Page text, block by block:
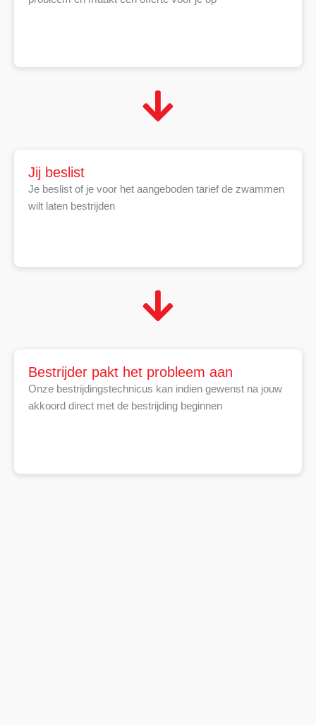
Jij beslist
Je beslist of je voor het aangeboden tarief de zwammen
wilt laten bestrijden
Bestrijder pakt het probleem aan
Onze bestrijdingstechnicus kan indien gewenst na jouw
akkoord direct met de bestrijding beginnen